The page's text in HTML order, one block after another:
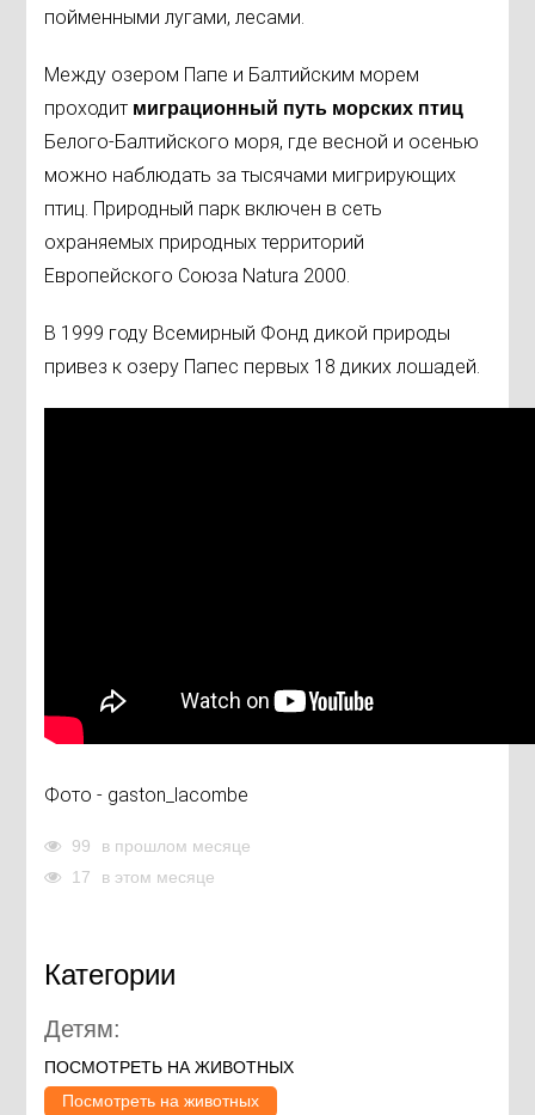
пойменными лугами, лесами.
Между озером Папе и Балтийским морем
проходит миграционный путь морских птиц
Белого-Балтийского моря, где весной и осенью
можно наблюдать за тысячами мигрирующих
птиц. Природный парк включен в сеть
охраняемых природных территорий
Европейского Союза Natura 2000.
В 1999 году Всемирный Фонд дикой природы
привез к озеру Папес первых 18 диких лошадей.
Фото - gaston_lacombe
99
в прошлом месяце
17
в этом месяце
Категории
Детям:
ПОСМОТРЕТЬ НА ЖИВОТНЫХ
Посмотреть на животных